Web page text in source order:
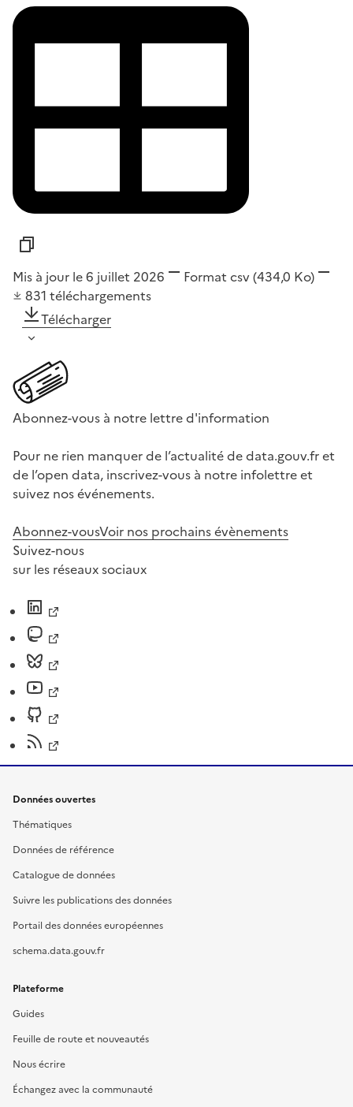
Mis à jour le 6 juillet 2026 Format csv(434,0 Ko)
831 téléchargements
Télécharger
Abonnez-vous à notre lettre d'information
Pour ne rien manquer de l’actualité de data.gouv.fr et
de l’open data, inscrivez-vous à notre infolettre et
suivez nos événements.
Abonnez-vousVoir nos prochains évènements
Suivez-nous
sur les réseaux sociaux
Données ouvertes
Thématiques
Données de référence
Catalogue de données
Suivre les publications des données
Portail des données européennes
schema.data.gouv.fr
Plateforme
Guides
Feuille de route et nouveautés
Nous écrire
Échangez avec la communauté